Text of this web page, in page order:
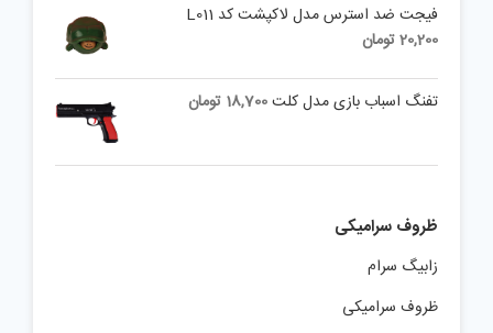
فیجت ضد استرس مدل لاکپشت کد L011
20,200تومان
تفنگ اسباب بازی مدل کلت18,700 تومان
ظروف سرامیکی
زابیگ سرام
ظروف سرامیکی